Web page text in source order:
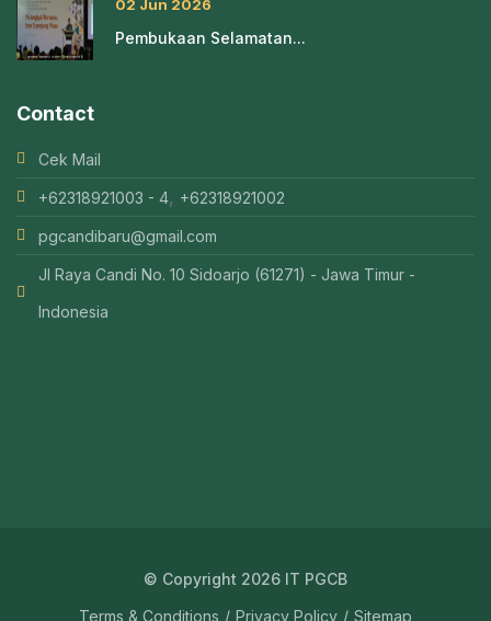
02 Jun 2026
Pembukaan Selamatan...
Contact
Cek Mail
+62318921003 - 4, +62318921002
pgcandibaru@gmail.com
Jl Raya Candi No. 10 Sidoarjo (61271) - Jawa Timur -
Indonesia
© Copyright 2026 IT PGCB
Terms & Conditions
Privacy Policy Sitemap